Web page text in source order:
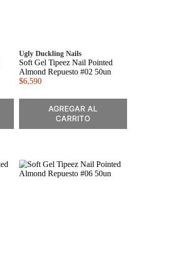
Ugly Duckling Nails
Soft Gel Tipeez Nail Pointed
Almond Repuesto #02 50un
$6,590
AGREGAR AL
CARRITO